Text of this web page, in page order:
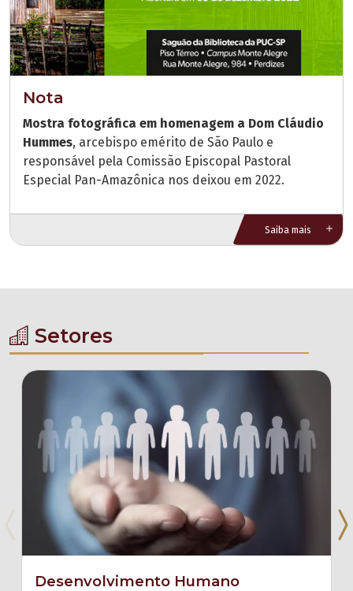
Nota
Mostra fotográfica em homenagem a Dom Cláudio
Hummes, arcebispo emérito de São Paulo e
responsável pela Comissão Episcopal Pastoral
Especial Pan-Amazônica nos deixou em 2022.
Saiba mais
Setores
Desenvolvimento Humano